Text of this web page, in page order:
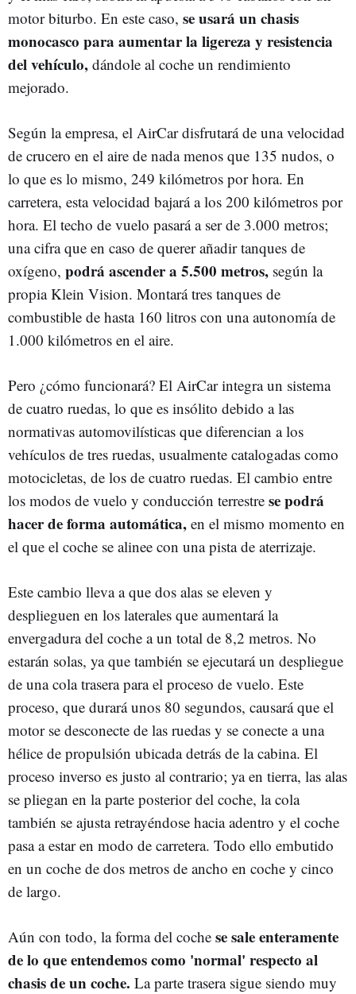
motor biturbo. En este caso, se usará un chasis
monocasco para aumentar la ligereza y resistencia
del vehículo, dándole al coche un rendimiento
mejorado.
Según la empresa, el AirCar disfrutará de una velocidad
de crucero en el aire de nada menos que 135 nudos, o
lo que es lo mismo, 249 kilómetros por hora. En
carretera, esta velocidad bajará a los 200 kilómetros por
hora. El techo de vuelo pasará a ser de 3.000 metros;
una cifra que en caso de querer añadir tanques de
oxígeno, podrá ascender a 5.500 metros, según la
propia Klein Vision. Montará tres tanques de
combustible de hasta 160 litros con una autonomía de
1.000 kilómetros en el aire.
Pero ¿cómo funcionará? El AirCar integra un sistema
de cuatro ruedas, lo que es insólito debido a las
normativas automovilísticas que diferencian a los
vehículos de tres ruedas, usualmente catalogadas como
motocicletas, de los de cuatro ruedas. El cambio entre
los modos de vuelo y conducción terrestre se podrá
hacer de forma automática, en el mismo momento en
el que el coche se alinee con una pista de aterrizaje.
Este cambio lleva a que dos alas se eleven y
desplieguen en los laterales que aumentará la
envergadura del coche a un total de 8,2 metros. No
estarán solas, ya que también se ejecutará un despliegue
de una cola trasera para el proceso de vuelo. Este
proceso, que durará unos 80 segundos, causará que el
motor se desconecte de las ruedas y se conecte a una
hélice de propulsión ubicada detrás de la cabina. El
proceso inverso es justo al contrario; ya en tierra, las alas
se pliegan en la parte posterior del coche, la cola
también se ajusta retrayéndose hacia adentro y el coche
pasa a estar en modo de carretera. Todo ello embutido
en un coche de dos metros de ancho en coche y cinco
de largo.
Aún con todo, la forma del coche se sale enteramente
de lo que entendemos como 'normal' respecto al
chasis de un coche. La parte trasera sigue siendo muy